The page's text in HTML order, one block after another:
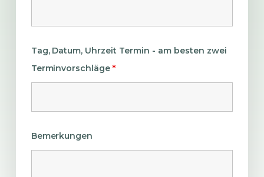
Tag, Datum, Uhrzeit Termin - am besten zwei
Terminvorschläge*
Bemerkungen